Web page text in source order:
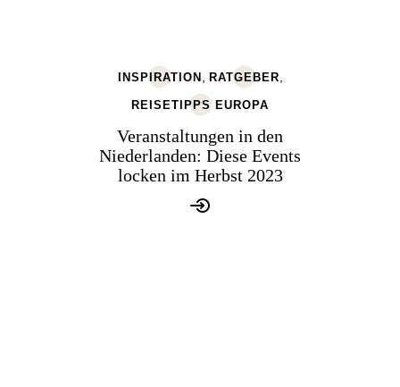
INSPIRATION RATGEBER
REISETIPPS EUROPA
Veranstaltungen in den
Niederlanden: Diese Events
locken im Herbst 2023